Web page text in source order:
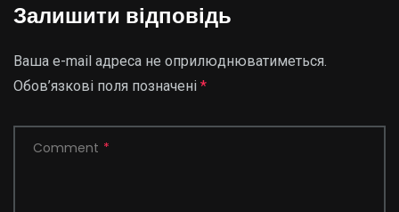
Залишити відповідь
Ваша e-mail адреса не оприлюднюватиметься.
Обов’язкові поля позначені *
Comment *